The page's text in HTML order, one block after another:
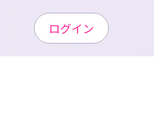
ログイン